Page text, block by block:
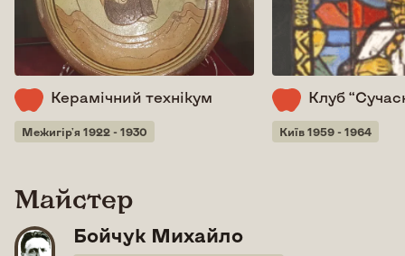
Керамічний технікум
Межигір'я 1922 - 1930
Клуб
Київ 1959 - 1964
Майстер
Бойчук Михайло